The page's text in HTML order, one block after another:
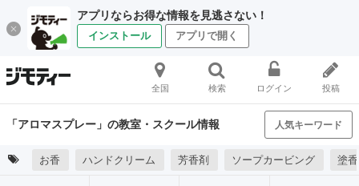
アプリならお得な情報を見逃さない！
インストール アプリで開く
全国 検索 ログイン 投稿
「アロマスプレー」の教室・スクール情報 人気キーワード
お香 ハンドクリーム 芳香剤 ソープカービング 塗香